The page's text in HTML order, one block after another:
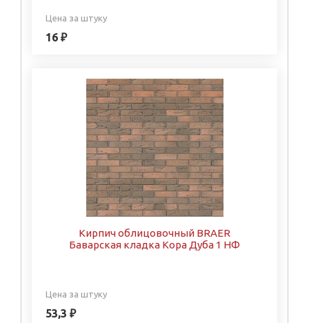
Цена за штуку
16 ₽
Кирпич облицовочный BRAER
Баварская кладка Кора Дуба 1 НФ
Цена за штуку
53,3 ₽